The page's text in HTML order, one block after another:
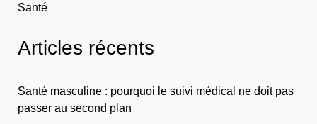
Santé
Articles récents
Santé masculine : pourquoi le suivi médical ne doit pas
passer au second plan